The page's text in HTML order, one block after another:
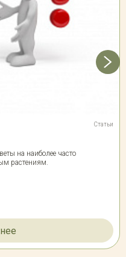
Статьи
на наиболее часто
растениям.